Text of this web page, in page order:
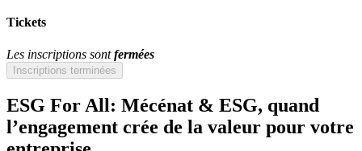
Tickets
Les inscriptions sontfermées
Inscriptions terminées
ESG For All: Mécénat & ESG, quand
l’engagement crée de la valeur pour votre